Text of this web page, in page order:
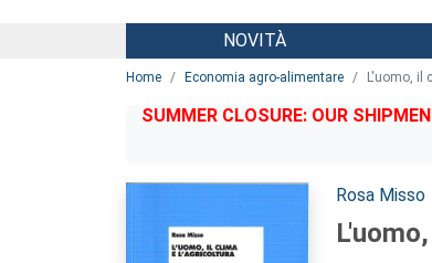
NOVITÀ
Home Economia agro-alimentare L'uomo, il
SUMMER CLOSURE: OUR
Autori:
Rosa Misso